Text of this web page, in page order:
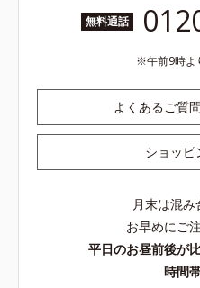
無料通話
午前9時よ
よくあるご質
ショッピ
月末は混
お早めにご
平日のお昼前後が
時間